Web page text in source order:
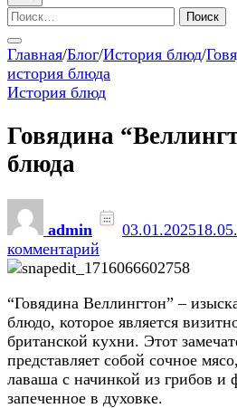
Найти:
Главная/Блог/История блюд/
история блюда
История блюд
Говядина
блюда
admin 03.01.2025
комментарий
записи
“Веллингтон”
–
история
блюда
“Говядина Веллингтон” –
блюдо, которое является
британской кухни. Этот
представляет собой сочное
лаваша с начинкой из грибов и
запеченное в духовке.